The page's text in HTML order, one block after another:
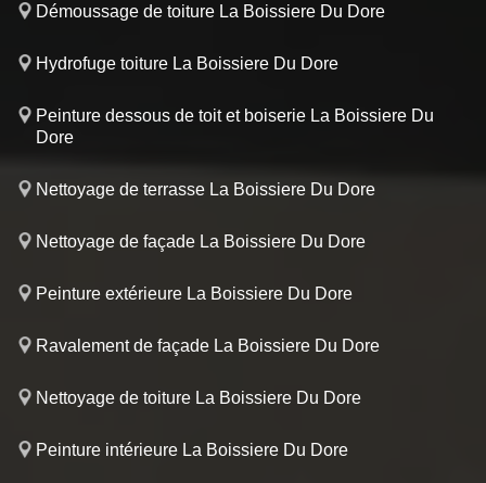
Démoussage de toiture La Boissiere Du Dore
Hydrofuge toiture La Boissiere Du Dore
Peinture dessous de toit et boiserie La Boissiere Du
Dore
Nettoyage de terrasse La Boissiere Du Dore
Nettoyage de façade La Boissiere Du Dore
Peinture extérieure La Boissiere Du Dore
Ravalement de façade La Boissiere Du Dore
Nettoyage de toiture La Boissiere Du Dore
Peinture intérieure La Boissiere Du Dore